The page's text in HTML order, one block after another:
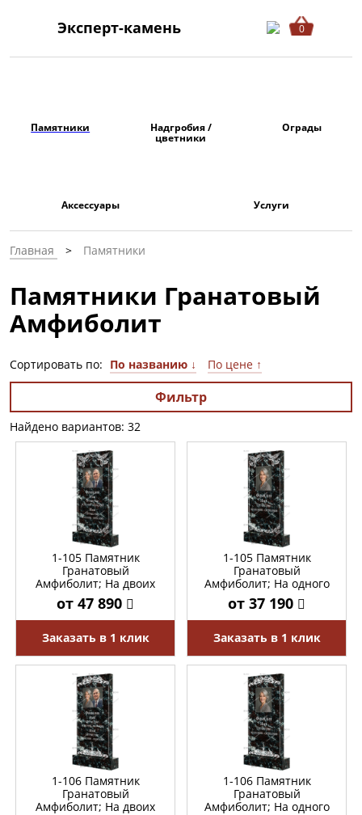
Эксперт-камень 0
Памятники Надгробия /
цветники
Ограды
Аксессуары Услуги
Главная Памятники
Памятники Гранатовый
Амфиболит
Сортировать по: По названию ↓ По цене ↑
Фильтр
Найдено вариантов: 32
1-105 Памятник
Гранатовый
Амфиболит; На двоих
от 47 890
Заказать в 1 клик
1-105 Памятник
Гранатовый
Амфиболит; На одного
от 37 190
Заказать в 1 клик
1-106 Памятник
Гранатовый
Амфиболит; На двоих
1-106 Памятник
Гранатовый
Амфиболит; На одного